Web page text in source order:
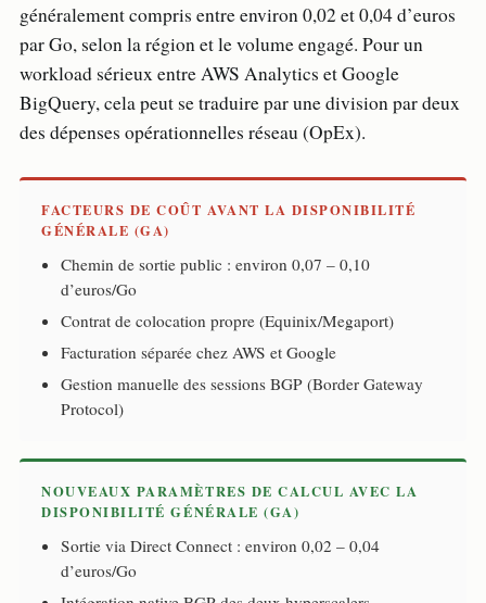
généralement compris entre environ 0,02 et 0,04 d’euros
par Go, selon la région et le volume engagé. Pour un
workload sérieux entre AWS Analytics et Google
BigQuery, cela peut se traduire par une division par deux
des dépenses opérationnelles réseau (OpEx).
FACTEURS DE COÛT AVANT LA DISPONIBILITÉ
GÉNÉRALE (GA)
Chemin de sortie public : environ 0,07 – 0,10
d’euros/Go
Contrat de colocation propre (Equinix/Megaport)
Facturation séparée chez AWS et Google
Gestion manuelle des sessions BGP (Border Gateway
Protocol)
NOUVEAUX PARAMÈTRES DE CALCUL AVEC LA
DISPONIBILITÉ GÉNÉRALE (GA)
Sortie via Direct Connect : environ 0,02 – 0,04
d’euros/Go